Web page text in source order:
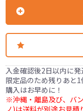
入金確認後2日以内に
限定品のため残りあと
購入はお早めに！
※沖縄・離島及び、バ